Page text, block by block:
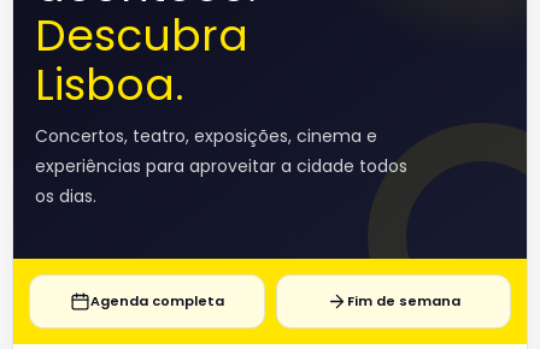
Descubra
Lisboa.
Concertos, teatro, exposições, cinema e
experiências para aproveitar a cidade todos
os dias.
Agenda completa Fim de semana